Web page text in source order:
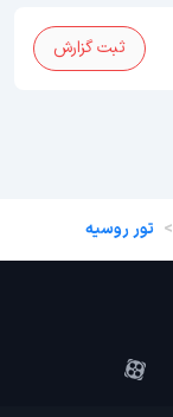
ثبت گزارش
تور روسیه